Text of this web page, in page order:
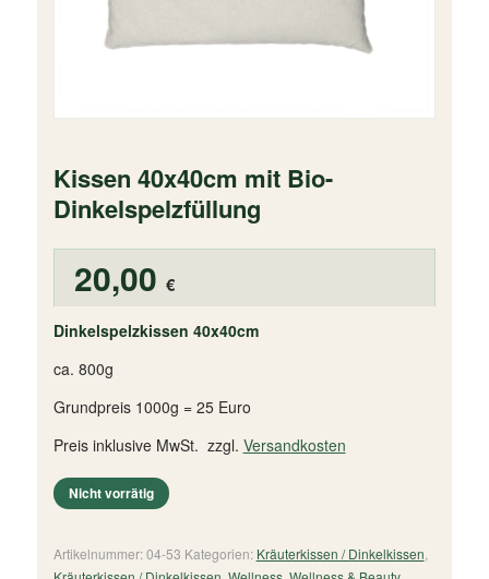
Kissen 40x40cm mit Bio-
Dinkelspelzfüllung
20,00 €
Dinkelspelzkissen 40x40cm
ca. 800g
Grundpreis 1000g = 25 Euro
Preis inklusive MwSt. zzgl. Versandkosten
Nicht vorrätig
Artikelnummer:04-53 Kategorien: Kräuterkissen / Dinkelkissen